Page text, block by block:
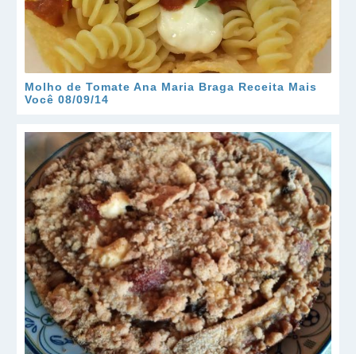
Molho de Tomate Ana Maria Braga Receita Mais
Você 08/09/14